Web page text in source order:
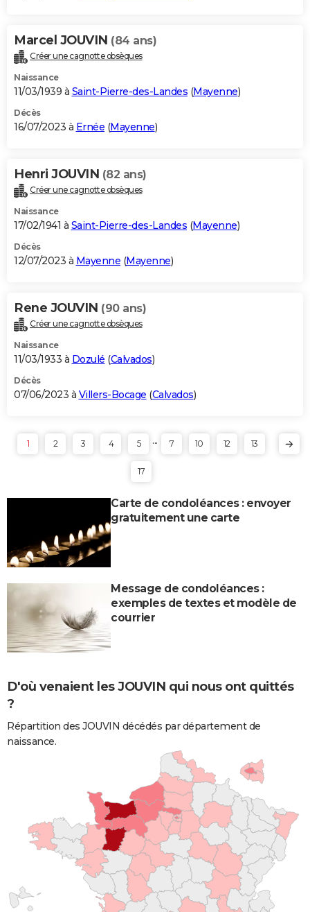
Marcel JOUVIN (84 ans)
Créer une cagnotte obsèques
Naissance
11/03/1939 à Saint-Pierre-des-Landes (Mayenne)
Décès
16/07/2023 à Ernée (Mayenne)
Henri JOUVIN (82 ans)
Créer une cagnotte obsèques
Naissance
17/02/1941 à Saint-Pierre-des-Landes (Mayenne)
Décès
12/07/2023 à Mayenne (Mayenne)
Rene JOUVIN (90 ans)
Créer une cagnotte obsèques
Naissance
11/03/1933 à Dozulé (Calvados)
Décès
07/06/2023 à Villers-Bocage (Calvados)
1 2 3 4 5 ... 7 10 12 13
17
Carte de condoléances : envoyer
gratuitement une carte
Message de condoléances :
exemples de textes et modèle de
courrier
D'où venaient les JOUVIN qui nous ont quittés
?
Répartition des JOUVIN décédés par département de
naissance.